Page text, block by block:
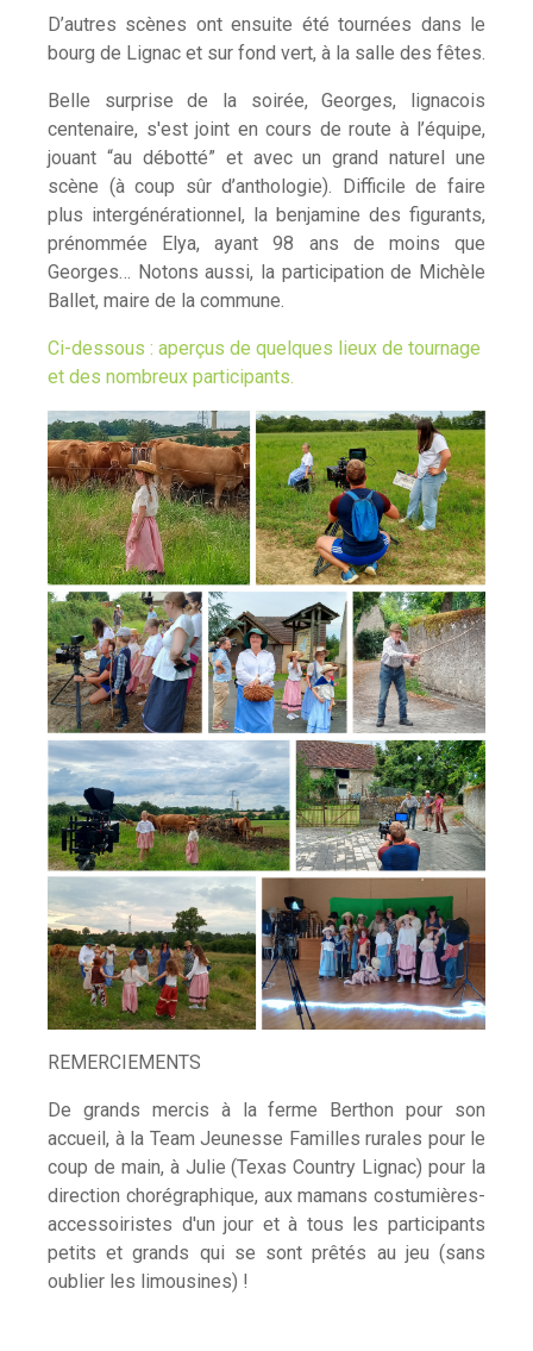
D’autres scènes ont ensuite été tournées dans le
bourg de Lignac et sur fond vert, à la salle des fêtes.
Belle surprise de la soirée, Georges, lignacois
centenaire, s'est joint en cours de route à l’équipe,
jouant “au débotté” et avec un grand naturel une
scène (à coup sûr d’anthologie). Difficile de faire
plus intergénérationnel, la benjamine des figurants,
prénommée Elya, ayant 98 ans de moins que
Georges… Notons aussi, la participation de Michèle
Ballet, maire de la commune.
Ci-dessous : aperçus de quelques lieux de tournage
et des nombreux participants.
REMERCIEMENTS
De grands mercis à la ferme Berthon pour son
accueil, à la Team Jeunesse Familles rurales pour le
coup de main, à Julie (Texas Country Lignac) pour la
direction chorégraphique, aux mamans costumières-
accessoiristes d'un jour et à tous les participants
petits et grands qui se sont prêtés au jeu (sans
oublier les limousines) !